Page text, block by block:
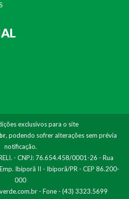
exclusivos para o site
, podendo sofrer alterações sem prévia
notificação.
- CNPJ: 76.654.458/0001-26 - Rua
Ibiporã II - Ibiporã/PR - CEP 86.200-
000
- Fone - (43) 3323.5699